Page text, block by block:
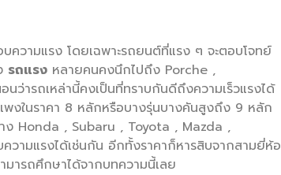
ความแรง โดยเฉพาะรถยนต์ที่แรง ๆ จะตอบโจทย์
รถแรง หลายคนคงนึกไปถึง Porche ,
ว่ารถเหล่านี้คงเป็นที่ทราบกันดีถึงความเร็วแรงได้
งในราคา 8 หลักหรือบางรุ่นบางคันสูงถึง 9 หลัก
ง Honda , Subaru , Toyota , Mazda ,
วามแรงได้เช่นกัน อีกทั้งราคาก็หารสิบจากสามยี่ห้อ
ารถศึกษาได้จากบทความนี้เลย